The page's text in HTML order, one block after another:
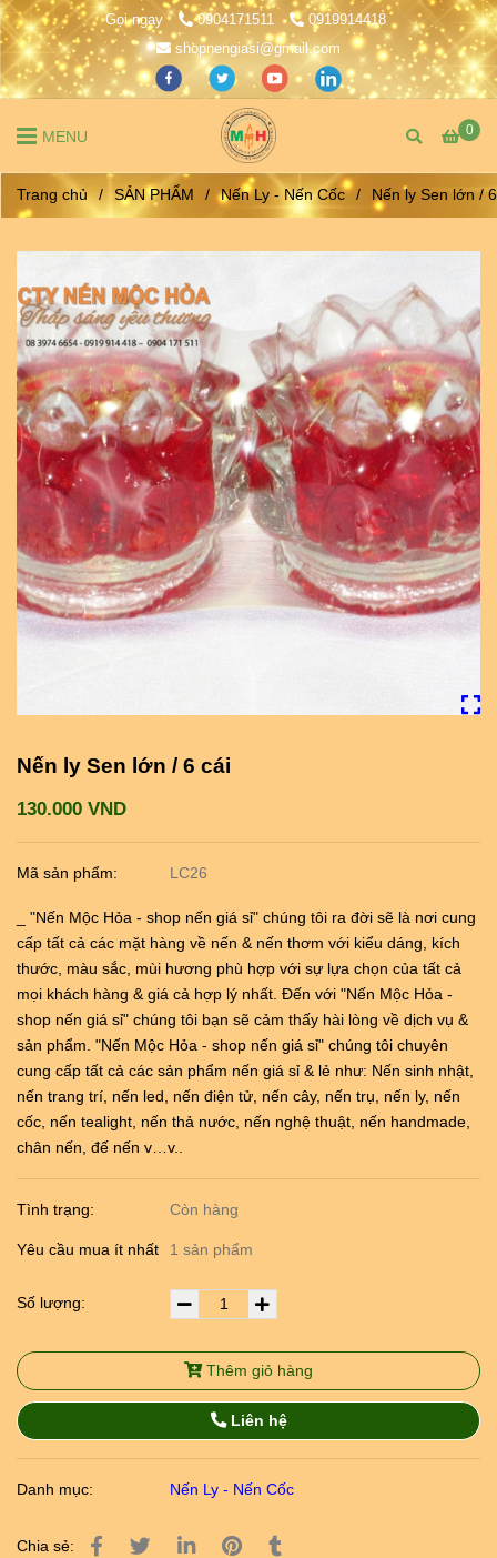
Gọi ngay 0904171511
0919914418
shopnengiasi@gmail.com
0
MENU
Trang chủ / SẢN PHẨM / Nến Ly - Nến Cốc / Nến ly Sen lớn /
Nến ly Sen lớn / 6 cái
130.000 VND
Mã sản phẩm: LC26
_ "Nến Mộc Hỏa - shop nến giá sỉ" chúng tôi ra đời sẽ là nơi cung
cấp tất cả các mặt hàng về nến & nến thơm với kiểu dáng, kích
thước, màu sắc, mùi hương phù hợp với sự lựa chọn của tất cả
mọi khách hàng & giá cả hợp lý nhất. Đến với "Nến Mộc Hỏa -
shop nến giá sỉ" chúng tôi bạn sẽ cảm thấy hài lòng về dịch vụ &
sản phẩm. "Nến Mộc Hỏa - shop nến giá sỉ" chúng tôi chuyên
cung cấp tất cả các sản phẩm nến giá sỉ & lẻ như: Nến sinh nhật,
nến trang trí, nến led, nến điện tử, nến cây, nến trụ, nến ly, nến
cốc, nến tealight, nến thả nước, nến nghệ thuật, nến handmade,
chân nến, đế nến v…v..
Tình trạng: Còn hàng
Yêu cầu mua ít nhất 1 sản phẩm
Số lượng:
Thêm giỏ hàng
Liên hệ
Danh mục: Nến Ly - Nến Cốc
Chia sẻ: